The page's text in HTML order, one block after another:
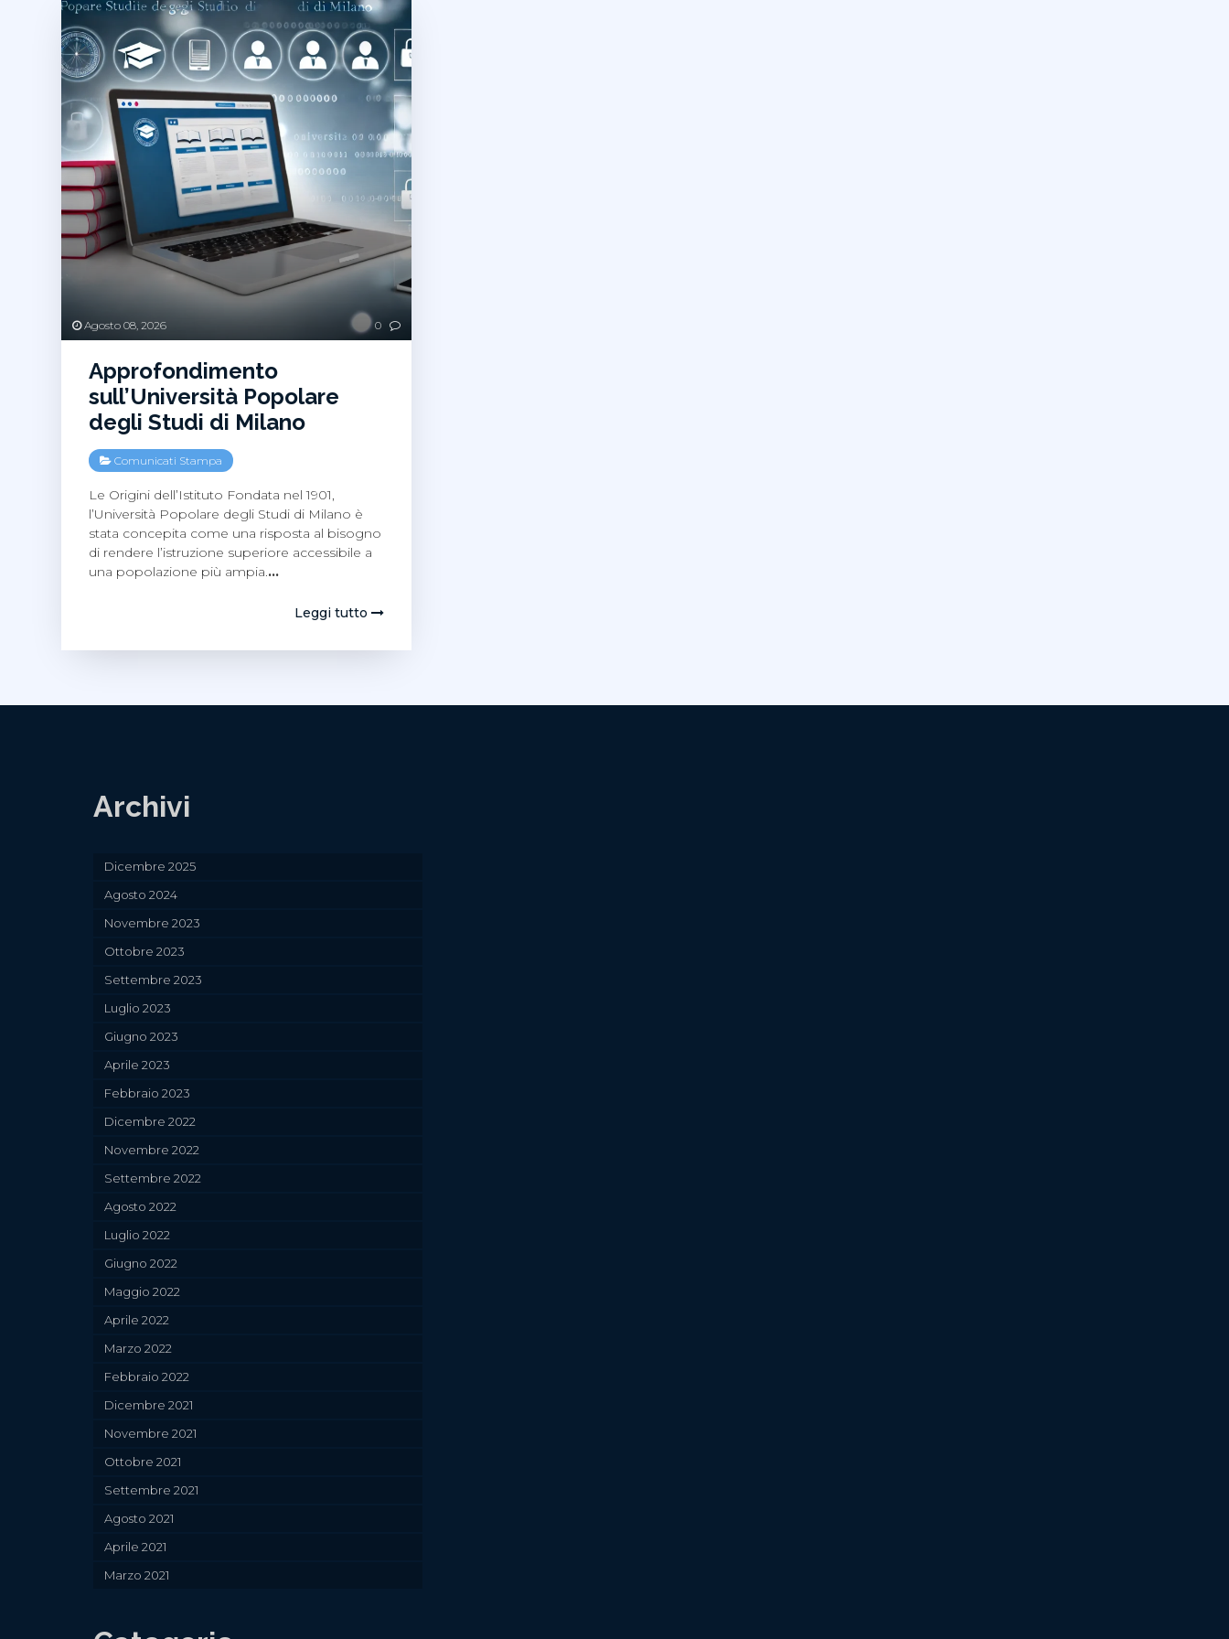
Agosto 08, 2026 0
Approfondimento
sull’Università Popolare
degli Studi di Milano
Comunicati Stampa
Le Origini dell’Istituto Fondata nel 1901,
l’Università Popolare degli Studi di Milano è
stata concepita come una risposta al bisogno
di rendere l’istruzione superiore accessibile a
una popolazione più ampia.…
Leggi tutto
Archivi
Dicembre 2025
Agosto 2024
Novembre 2023
Ottobre 2023
Settembre 2023
Luglio 2023
Giugno 2023
Aprile 2023
Febbraio 2023
Dicembre 2022
Novembre 2022
Settembre 2022
Agosto 2022
Luglio 2022
Giugno 2022
Maggio 2022
Aprile 2022
Marzo 2022
Febbraio 2022
Dicembre 2021
Novembre 2021
Ottobre 2021
Settembre 2021
Agosto 2021
Aprile 2021
Marzo 2021